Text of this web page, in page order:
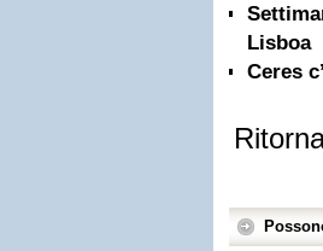
Lisboa
Ceres